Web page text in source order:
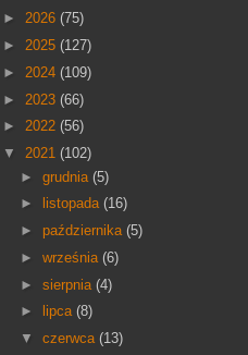
► 2026 (75)
► 2025 (127)
► 2024 (109)
► 2023 (66)
► 2022 (56)
▼ 2021 (102)
► grudnia (5)
►
listopada (16)
► października (5)
► września (6)
► sierpnia (4)
►
lipca (8)
▼ czerwca (13)